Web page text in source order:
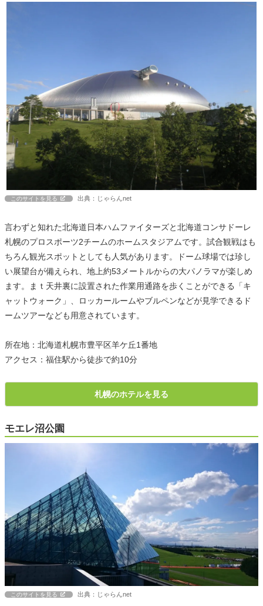
このサイトを見る 出典：じゃらんnet
言わずと知れた北海道日本ハムファイターズと北海道コンサドーレ
札幌のプロスポーツ2チームのホームスタジアムです。試合観戦はも
ちろん観光スポットとしても人気があります。ドーム球場では珍し
い展望台が備えられ、地上約53メートルからの大パノラマが楽しめ
ます。まｔ天井裏に設置された作業用通路を歩くことができる「キ
ャットウォーク」、ロッカールームやブルペンなどが見学できるド
ームツアーなども用意されています。
所在地：北海道札幌市豊平区羊ケ丘1番地
アクセス：福住駅から徒歩で約10分
札幌のホテルを見る
モエレ沼公園
このサイトを見る 出典：じゃらんnet